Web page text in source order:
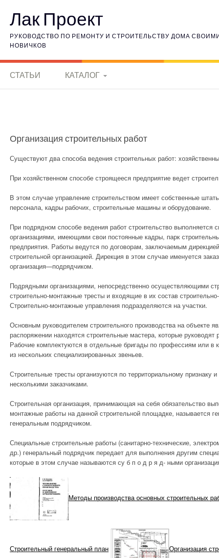
Лак Проект
РУКОВОДСТВО ПО РЕМОНТУ И СТРОИТЕЛЬСТВУ ДОМА
НОВИЧКОВ
СТАТЬИ КАТАЛОГ
ИСТОРИЯ
ОТДЕЛКА
АВАРИЙНОСТЬ В
СТРОИТЕЛЬСТВЕ
ВНУТРЕННИЕ
ОСНОВАНИЯ И
ФУНДАМЕНТЫ
ЛАКОКРАСОЧНЫЕ И
СТЕКЛЯННЫЕ
МАТЕРИАЛЫ
МЕТАЛЛИЧЕСКИЕ
МАТЕРИАЛЫ
ПРОМЫШЛЕННЫЕ
ПРИРОДНЫЙ
СТРОЕНИЯ
СТЕКОЛЬНОЕ
ПРОИЗВОДСТВО
ХИМИЯ В
Организация строительных работ
Существуют два способа ведения строительных работ:
При хозяйственном способе строящееся предприя­тие ведет
В этом случае управле­ние строительством имеет собственные
персонала, кадры рабочих, строительные машины и оборудование.
При подрядном способе ведения работ строительство выполняется
организациями, име­ющими свои постоянные кадры, парк
предприятия. Работы ведутся по договорам, за­ключаемым
строитель­ной организацией. Дирекция в этом случае именуется
организация—подрядчиком.
Подрядными организациями, непосредственно осуществляю­щими
строительно-монтажные тресты и входящие в их состав
Строительно-монтажные управления подразделяются на уча­стки.
Основным руководителем строительного производства на объекте
распоряжении на­ходятся строительные мастера, которые
Рабочие комплектуются в отдельные брига­ды по профессиям или в
из нескольких специализированных звеньев.
Строительные тресты организуются по территориальному признаку
несколькими заказчи­ками.
Строительная организация, принимающая на себя обяза­тельство
монтажные работы на данной строительной площадке, называется
генеральным подрядчиком.
Специальные строительные работы (санитарно-технические,
др.) генеральный под­рядчик передает для выполнения другим
которые в этом случае называются су б п о д р я д- ными
Методы производства основных строительных
Строительный генеральный план Организация